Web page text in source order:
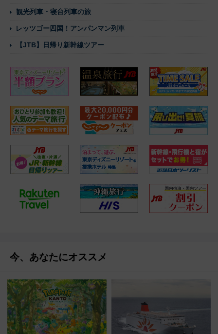
観光列車・寝台列車の旅
レッツゴー四国！アンパンマン列車
【JTB】日帰り新幹線ツアー
今、あなたにオススメ